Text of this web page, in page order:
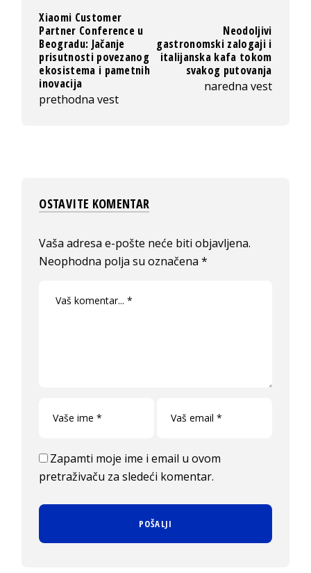
Xiaomi Customer
Partner Conference u
Beogradu: Jačanje
prisutnosti povezanog
ekosistema i pametnih
inovacija
prethodna vest
Neodoljivi
gastronomski zalogaji i
italijanska kafa tokom
svakog putovanja
naredna vest
OSTAVITE KOMENTAR
Vaša adresa e-pošte neće biti objavljena.
Neophodna polja su označena*
Zapamti moje ime i email u ovom
pretraživaču za sledeći komentar.